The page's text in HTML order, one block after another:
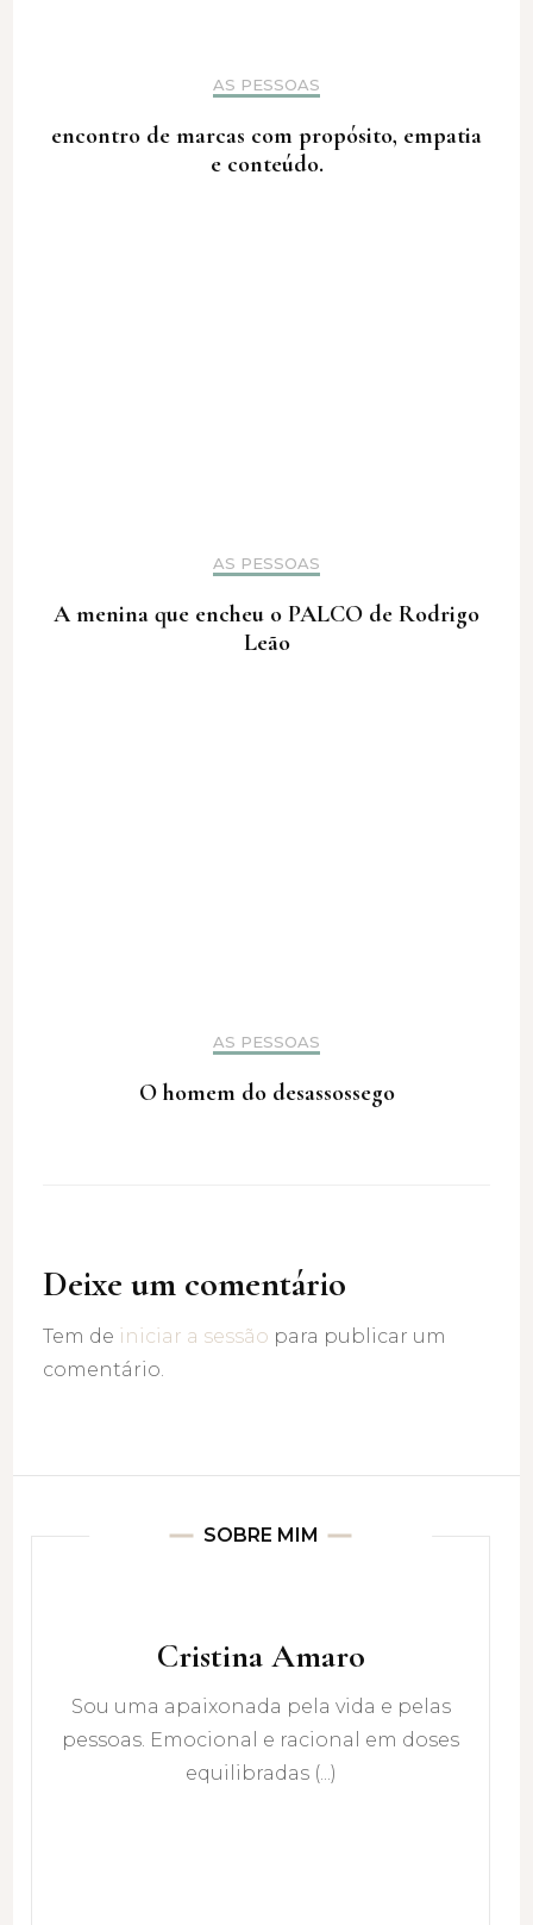
AS PESSOAS
encontro de marcas com propósito, empatia
e conteúdo.
AS PESSOAS
A menina que encheu o PALCO de Rodrigo
Leão
AS PESSOAS
O homem do desassossego
Deixe um comentário
Tem de iniciar a sessão para publicar um
comentário.
SOBRE MIM
Cristina Amaro
Sou uma apaixonada pela vida e pelas
pessoas. Emocional e racional em doses
equilibradas (...)